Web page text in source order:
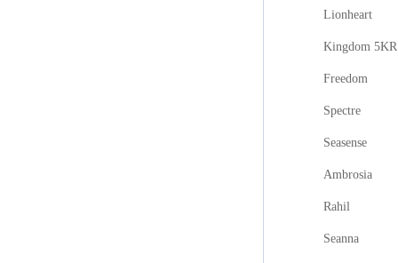
Lionheart
Kingdom 5KR
Freedom
Spectre
Seasense
Ambrosia
Rahil
Seanna